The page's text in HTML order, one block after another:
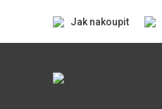
Jak nakoupit